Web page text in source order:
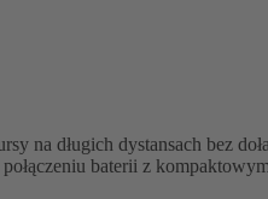
na długich dystansach bez
baterii z